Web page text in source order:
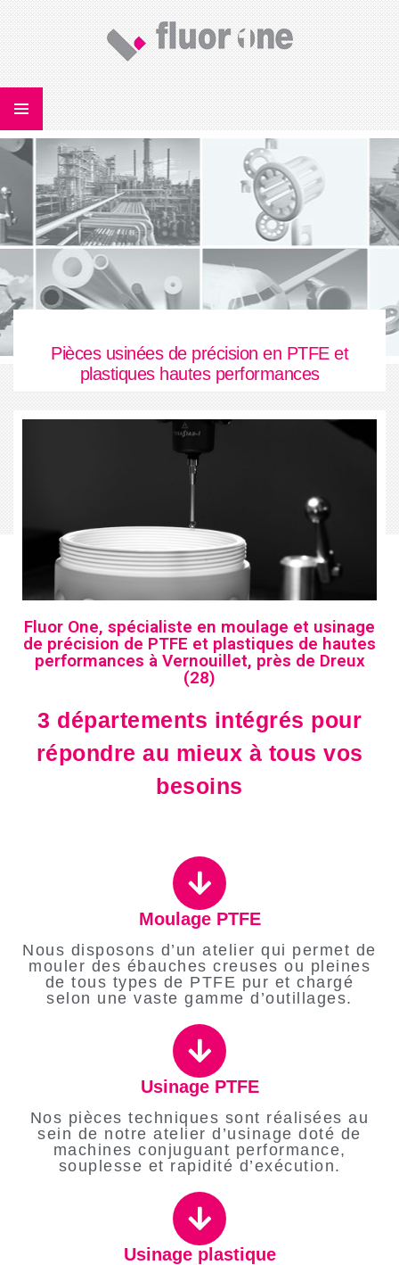
Pièces usinées de précision en PTFE et
plastiques hautes performances
Fluor One, spécialiste en moulage et usinage
de précision de PTFE et plastiques de hautes
performances à Vernouillet, près de Dreux
(28)
3 départements intégrés pour
répondre au mieux à tous vos
besoins
Moulage PTFE
Nous disposons d’un atelier qui permet de
mouler des ébauches creuses ou pleines
de tous types de PTFE pur et chargé
selon une vaste gamme d’outillages.
Usinage PTFE
Nos pièces techniques sont réalisées au
sein de notre atelier d’usinage doté de
machines conjuguant performance,
souplesse et rapidité d’exécution.
Usinage plastique